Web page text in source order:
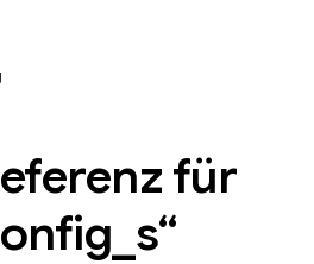
für
s“